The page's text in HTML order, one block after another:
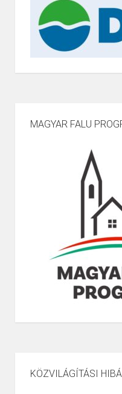
MAGYAR FALU
KÖZVILÁGÍTÁSI